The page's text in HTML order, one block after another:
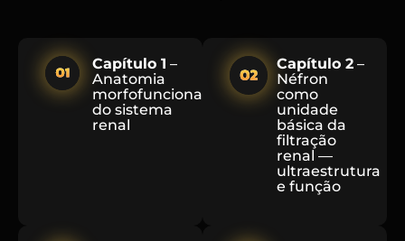
Capítulo 1 –
Anatomia
morfofuncional
do sistema
renal
Capítulo 2 –
Néfron
como
unidade
básica da
filtração
renal —
ultraestrutura
e função